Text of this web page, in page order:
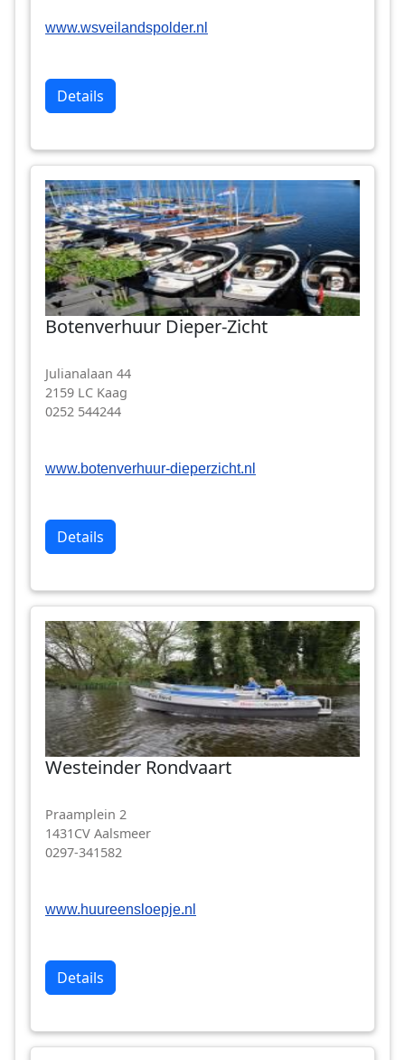
www.wsveilandspolder.nl
Details
Botenverhuur Dieper-Zicht
Julianalaan 44
2159 LC Kaag
0252 544244
www.botenverhuur-dieperzicht.nl
Details
Westeinder Rondvaart
Praamplein 2
1431CV Aalsmeer
0297-341582
www.huureensloepje.nl
Details